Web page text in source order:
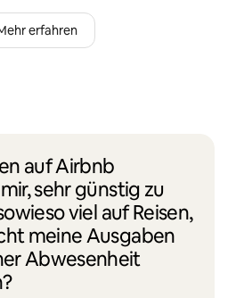
erfahren
auf Airbnb
sehr günstig zu
viel auf Reisen,
meine Ausgaben
Abwesenheit